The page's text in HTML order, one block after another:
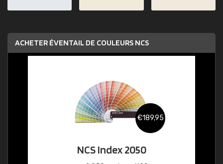
ACHETER ÉVENTAIL DE COULEURS NCS
€189,95
NCS Index 2050